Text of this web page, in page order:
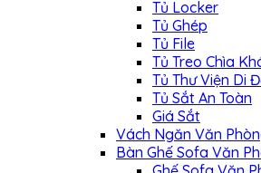
Tủ Locker
Tủ Ghép
Tủ File
Tủ Treo Chìa
Tủ Thư Viện Di
Tủ Sắt An Toàn
Giá Sắt
Vách Ngăn Văn
Bàn Ghế Sofa Văn